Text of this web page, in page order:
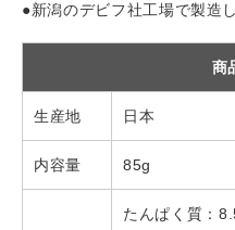
●新潟のデビフ社工場で製造
商
生産地 日本
内容量 85g
たんぱく質：